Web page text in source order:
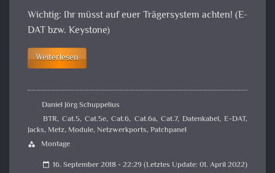
Wichtig: Ihr müsst auf euer Trägersystem achten! (E-
DAT bzw. Keystone)
Weiterlesen
Daniel Jörg Schuppelius
BTR,Cat.5,Cat.5e,Cat.6, Cat.6a, Cat.7, Datenkabel,E-DAT,
Jacks, Metz, Module,Netzwerkports,Patchpanel
category Montage
calendar_today 16. September 2018 - 22:29 (Letztes Update: 01. April 2022)